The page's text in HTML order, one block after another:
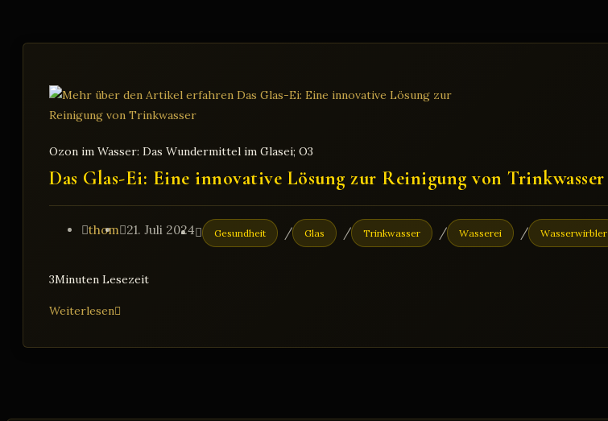
Ozon im Wasser: Das Wundermittel im Glasei; O3
Das Glas-Ei: Eine innovative Lösung zur Reinigung von Trinkwasser
Beitrags-
thomBeitrag
21. Juli 2024Beitrags-
Kategorie:
Gesundheit / Glas / Trinkwasser / Wasserei / Wasserwirbler
3Minuten Lesezeit
WeiterlesenDas
Ei: